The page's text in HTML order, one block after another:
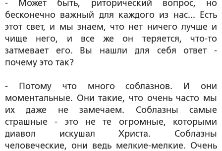
- Может быть, риторический вопрос, но
бесконечно важный для каждого из нас... Есть
этот свет, и мы знаем, что нет ничего лучше и
чище него, и все же он теряется, что-то
затмевает его. Вы нашли для себя ответ -
почему это так?
- Потому что много соблазнов. И они
моментальные. Они такие, что очень часто мы
их даже не замечаем. Соблазны самые
страшные - это не те огромные, которыми
диавол искушал Христа. Соблазны
человеческие, они ведь мелкие-мелкие. Очень